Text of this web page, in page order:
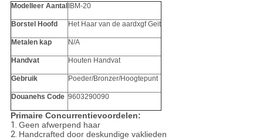
Modelleer Aantal IBM-20
Borstel Hoofd Het Haar van de aardxgf Geit
Metalen kap N/A
Handvat Houten Handvat
Gebruik Poeder/Bronzer/Hoogtepunt
Douanehs Code 9603290090
Primaire Concurrentievoordelen:
1. Geen afwerpend haar
2. Handcrafted door deskundige vaklieden